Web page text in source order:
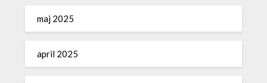
maj 2025
april 2025